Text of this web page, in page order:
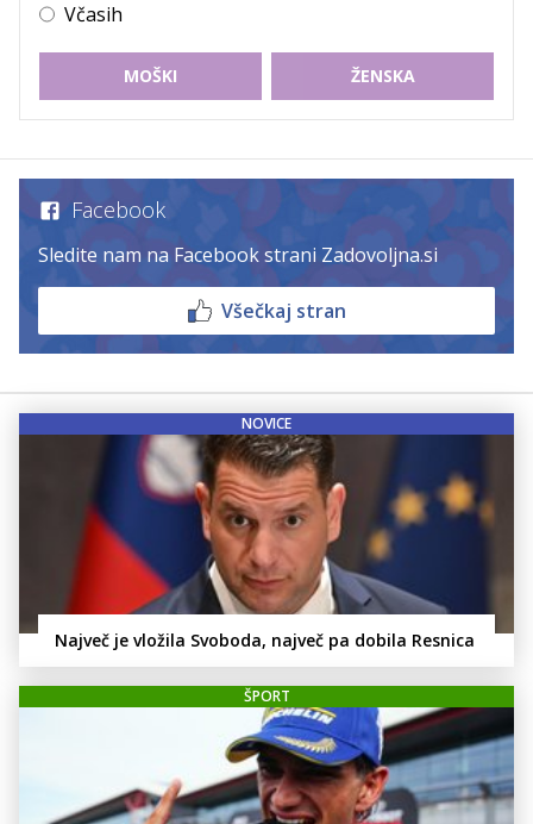
Včasih
MOŠKI ŽENSKA
Facebook
Sledite nam na Facebook strani Zadovoljna.si
Všečkaj stran
NOVICE
Največ je vložila Svoboda, največ pa dobila Resnica
ŠPORT